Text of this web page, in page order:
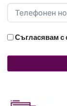
Съгласявам